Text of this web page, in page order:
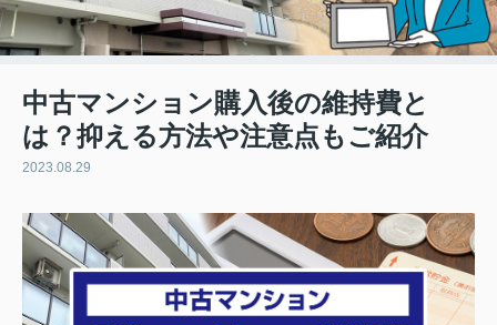
中古マンション購入後の維持費と
は？抑える方法や注意点もご紹介
2023.08.29